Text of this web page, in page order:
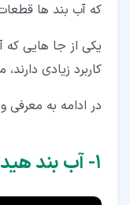
۲‏-‏۵‏- آب بند های مکانیکی (Mechanical Seal)
که آب بند ها
یکی از جا هایی
کاربرد زیادی
در ادامه به
۱‏- آب بند هیدرولیکی